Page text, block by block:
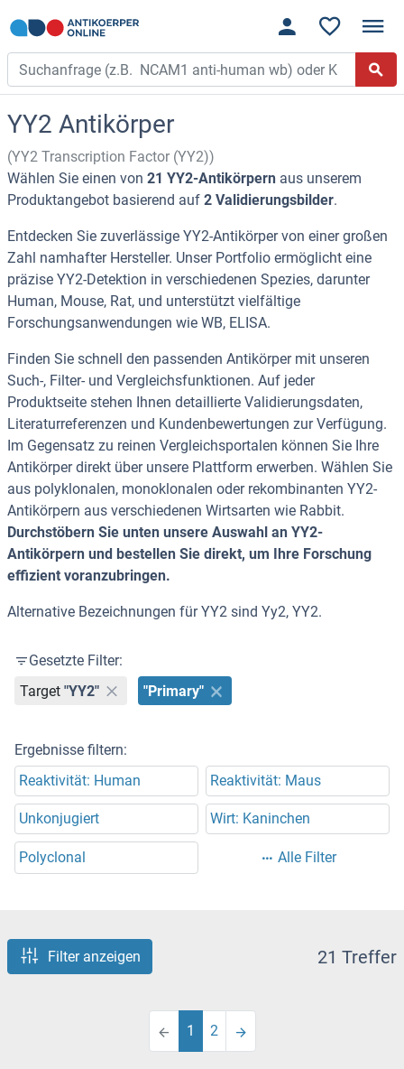
YY2 Antikörper
(YY2 Transcription Factor (YY2))
Wählen Sie einen von 21 YY2-Antikörpern aus unserem
Produktangebot basierend auf 2 Validierungsbilder.
Entdecken Sie zuverlässige YY2-Antikörper von einer großen
Zahl namhafter Hersteller. Unser Portfolio ermöglicht eine
präzise YY2-Detektion in verschiedenen Spezies, darunter
Human, Mouse, Rat, und unterstützt vielfältige
Forschungsanwendungen wie WB, ELISA.
Finden Sie schnell den passenden Antikörper mit unseren
Such-, Filter- und Vergleichsfunktionen. Auf jeder
Produktseite stehen Ihnen detaillierte Validierungsdaten,
Literaturreferenzen und Kundenbewertungen zur Verfügung.
Im Gegensatz zu reinen Vergleichsportalen können Sie Ihre
Antikörper direkt über unsere Plattform erwerben. Wählen Sie
aus polyklonalen, monoklonalen oder rekombinanten YY2-
Antikörpern aus verschiedenen Wirtsarten wie Rabbit.
Durchstöbern Sie unten unsere Auswahl an YY2-
Antikörpern und bestellen Sie direkt, um Ihre Forschung
effizient voranzubringen.
Alternative Bezeichnungen für YY2 sind Yy2, YY2.
Gesetzte Filter:
Target "YY2" "Primary"
Ergebnisse filtern:
Reaktivität: Human
Reaktivität: Maus
Unkonjugiert Wirt: Kaninchen
Polyclonal Alle Filter
Filter anzeigen 21 Treffer
1 2